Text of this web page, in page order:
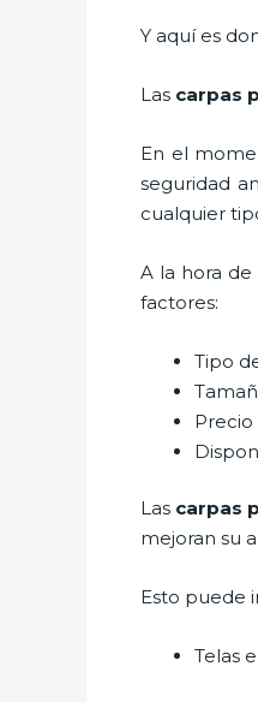
Y aquí es
Las carpas
En el
seguridad
cualquier
A la hora
factores:
Tipo
Precio
Las carpas
mejoran su
Esto puede
Telas